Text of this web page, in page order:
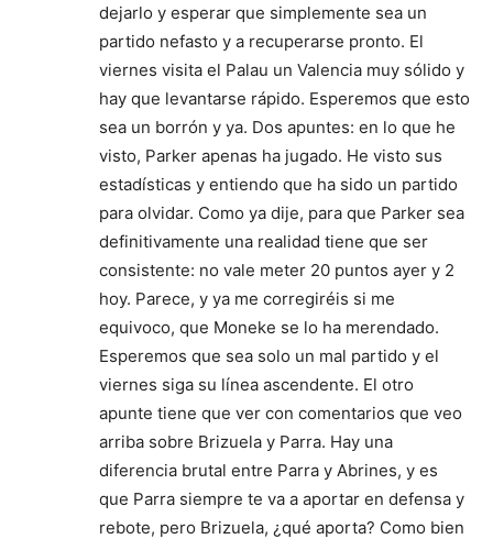
dejarlo y esperar que simplemente sea un
partido nefasto y a recuperarse pronto. El
viernes visita el Palau un Valencia muy sólido y
hay que levantarse rápido. Esperemos que esto
sea un borrón y ya. Dos apuntes: en lo que he
visto, Parker apenas ha jugado. He visto sus
estadísticas y entiendo que ha sido un partido
para olvidar. Como ya dije, para que Parker sea
definitivamente una realidad tiene que ser
consistente: no vale meter 20 puntos ayer y 2
hoy. Parece, y ya me corregiréis si me
equivoco, que Moneke se lo ha merendado.
Esperemos que sea solo un mal partido y el
viernes siga su línea ascendente. El otro
apunte tiene que ver con comentarios que veo
arriba sobre Brizuela y Parra. Hay una
diferencia brutal entre Parra y Abrines, y es
que Parra siempre te va a aportar en defensa y
rebote, pero Brizuela, ¿qué aporta? Como bien